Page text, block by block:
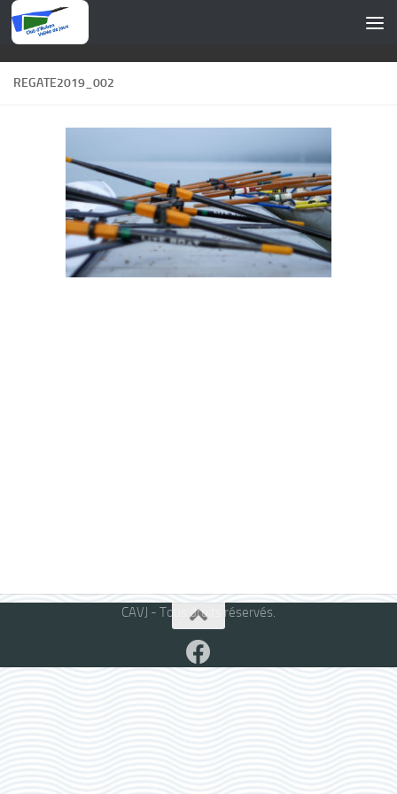
Skip to content
REGATE2019_002
CAVJ - Tous droits réservés.